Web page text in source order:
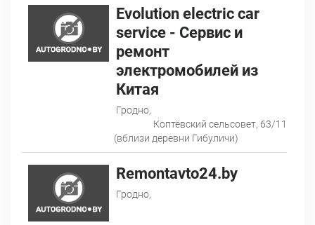
Evolution electric car
service - Сервис и
ремонт
электромобилей из
Китая
Гродно,
Коптёвский сельсовет, 63/11
(вблизи деревни Гибуличи)
Remontavto24.by
Гродно,